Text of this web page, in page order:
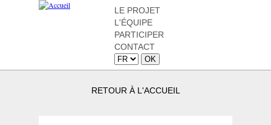
LE PROJET
L'ÉQUIPE
PARTICIPER
CONTACT
RETOUR À L'ACCUEIL